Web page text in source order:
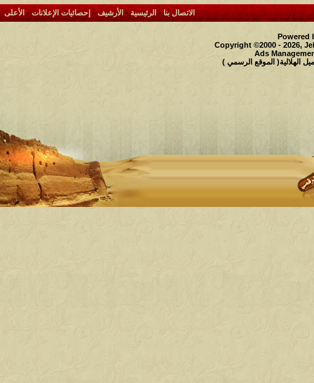
الاتصال بنا- الرئيسية-الأرشيف- إحصائيات الإعلانات- الأعلى
Powered
Copyright ©2000 - 2026,
Ads
الهلالية( الموقع الرسمي )